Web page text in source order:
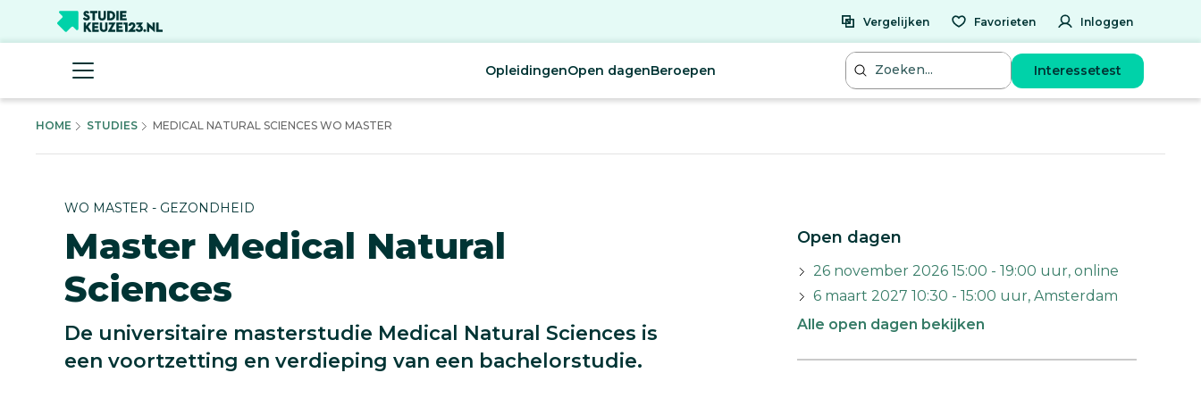
Vergelijken Favorieten Inloggen
OpleidingenOpen dagenBeroepen Interessetest
HOME STUDIES MEDICAL NATURAL SCIENCES WO MASTER
WO MASTER - GEZONDHEID
Master Medical Natural
Sciences
De universitaire masterstudie Medical Natural Sciences is
een voortzetting en verdieping van een bachelorstudie.
Open dagen
26 november 2026 15:00 - 19:00 uur, online
6 maart 2027 10:30 - 15:00 uur, Amsterdam
Alle open dagen bekijken